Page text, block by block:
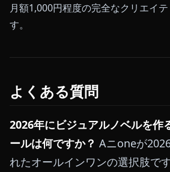
月額1,000円程度の完全なクリエイ
す。
よくある質問
2026年にビジュアルノベルを作
ールは何ですか？ Aニoneが
れたオールインワンの選択肢で